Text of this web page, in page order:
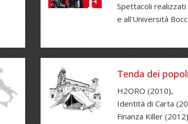
Spettacoli realizzati
e all'Università
Tenda dei
H2ORO (2010),
Identità di Carta
Finanza Killer (2012)